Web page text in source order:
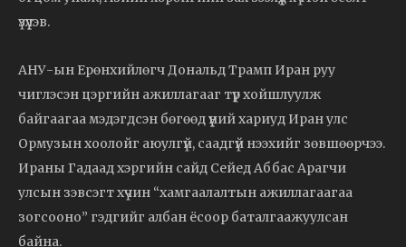
үзүүлэв.
АНУ-ын Ерөнхийлөгч Дональд Трамп Иран руу
чиглэсэн цэргийн ажиллагааг түр хойшлуулж
байгаагаа мэдэгдсэн бөгөөд үүний хариуд Иран улс
Ормузын хоолойг аюулгүй, саадгүй нээхийг зөвшөөрчээ.
Ираны Гадаад хэргийн сайд Сейед Аббас Арагчи
улсын зэвсэгт хүчин “хамгаалалтын ажиллагаагаа
зогсооно” гэдгийг албан ёсоор баталгаажуулсан
байна.